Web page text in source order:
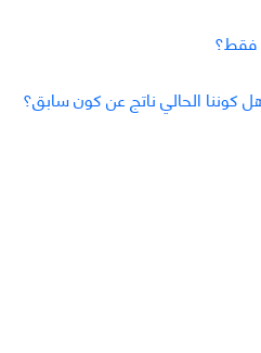
فقط؟
كوننا الحالي ناتج عن كون سابق؟